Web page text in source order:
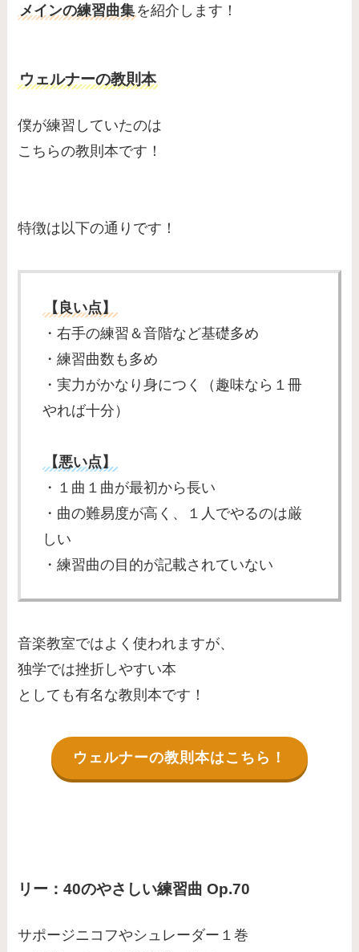
メインの練習曲集 を紹介します！
ウェルナーの教則本
僕が練習していたのは
こちらの教則本です！
特徴は以下の通りです！
【良い点】
・右手の練習＆音階など基礎多め
・練習曲数も多め
・実力がかなり身につく（趣味なら１冊
やれば十分）
【悪い点】
・１曲１曲が最初から長い
・曲の難易度が高く、１人でやるのは厳
しい
・練習曲の目的が記載されていない
音楽教室ではよく使われますが、
独学では挫折しやすい本
としても有名な教則本です！
ウェルナーの教則本はこちら！
リー：40のやさしい練習曲 Op.70
サポージニコフやシュレーダー１巻